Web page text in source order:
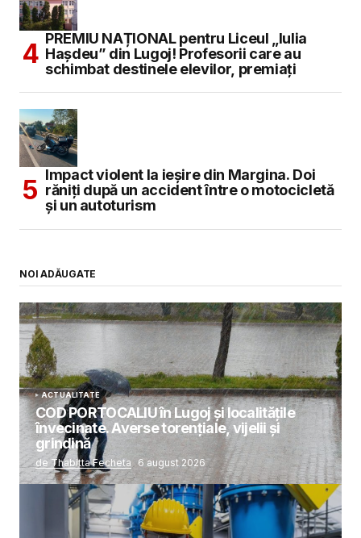
PREMIU NAȚIONAL pentru Liceul „Iulia
Hașdeu” din Lugoj! Profesorii care au
schimbat destinele elevilor, premiați
Impact violent la ieșire din Margina. Doi
răniți după un accident între o motocicletă
și un autoturism
NOI ADĂUGATE
ACTUALITATE
COD PORTOCALIU în Lugoj și localitățile
învecinate. Averse torențiale, vijelii și
grindină
de Thabitta Fecheta 6 august 2026